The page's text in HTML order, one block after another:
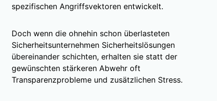
spezifischen Angriffsvektoren entwickelt.
Doch wenn die ohnehin schon überlasteten
Sicherheitsunternehmen Sicherheitslösungen
übereinander schichten, erhalten sie statt der
gewünschten stärkeren Abwehr oft
Transparenzprobleme und zusätzlichen Stress.